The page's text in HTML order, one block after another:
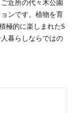
近所の代々木公園
ンです。植物を育
極的に楽しまれたS
暮らしならではの